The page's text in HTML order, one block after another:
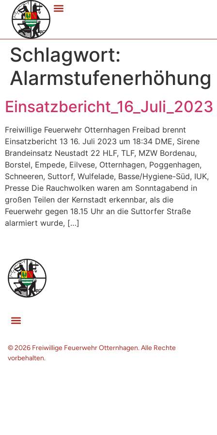
Schlagwort:
Alarmstufenerhöhung
Einsatzbericht_16_Juli_2023
Freiwillige Feuerwehr Otternhagen Freibad brennt
Einsatzbericht 13 16. Juli 2023 um 18:34 DME, Sirene
Brandeinsatz Neustadt 22 HLF, TLF, MZW Bordenau,
Borstel, Empede, Eilvese, Otternhagen, Poggenhagen,
Schneeren, Suttorf, Wulfelade, Basse/Hygiene-Süd, IUK,
Presse Die Rauchwolken waren am Sonntagabend in
großen Teilen der Kernstadt erkennbar, als die
Feuerwehr gegen 18.15 Uhr an die Suttorfer Straße
alarmiert wurde, […]
© 2026 Freiwillige Feuerwehr Otternhagen. Alle Rechte
vorbehalten.